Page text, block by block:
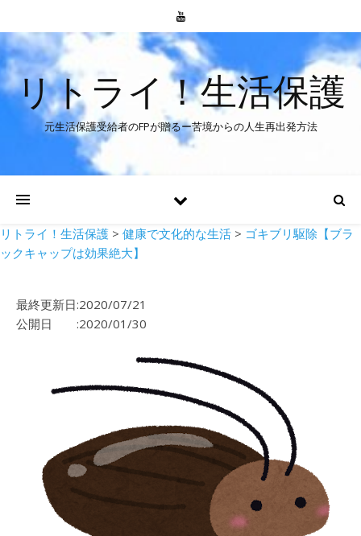
リトライ！生活保護
元生活保護受給者のFPが贈るー苦境からの人生再出発方法
リトライ！生活保護 > 健康で文化的な生活 > ゴキブリ駆除【ブラ
ックキャップは効果絶大】
最終更新日:2020/07/21
公開日 :2020/01/30